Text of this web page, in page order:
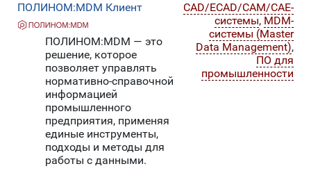
ПОЛИНОМ:MDM Клиент
ПОЛИНОМ:MDM — это
решение, которое
позволяет управлять
нормативно-справочной
информацией
промышленного
предприятия, применяя
единые инструменты,
подходы и методы для
работы с данными.
CAD/ECAD/CAM/CAE-
системы, MDM-
системы (Master
Data Management),
ПО для
промышленности